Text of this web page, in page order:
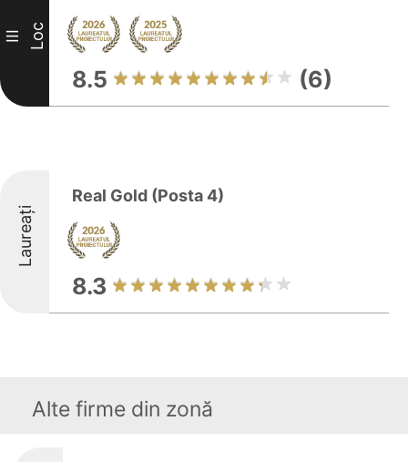
III Loc
8.5 (6)
Laureați
Real Gold (Posta 4)
8.3
Alte firme din zonă